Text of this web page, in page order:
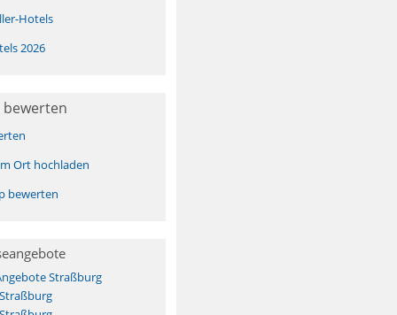
Hotels
2026
Ort hochladen
bewerten
Straßburg